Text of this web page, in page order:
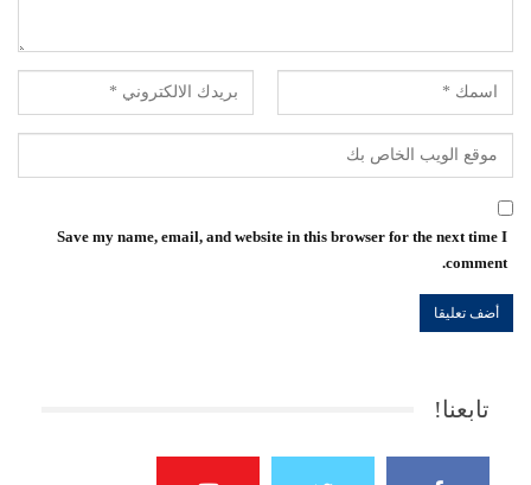
Save my name, email, and website in this browser for the next time I
comment.
تابعنا!